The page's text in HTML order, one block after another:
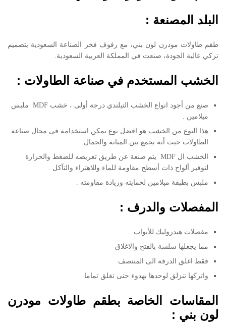
البلد المصنعة :
طقم طاولات مودرن لون بني، مع رفوف فخر الصناعة السعودية بتصميم
تركي عالية الجودة، صنعت في المملكة العربية السعودية.
الخشب المستخدم في صناعة الطاولات :
صنع من أجود انواع الخشب التيلندي درجة أولى ، خشب MDF ملبس
ميلامين .
هذا النوع من الخشب هو افضل نوع يمكن استخدامة فى مجال صناعة
الطاولات حيث أنة يجمع بين المتانة والجمال.
الخشب ال MDF يتم صنعة عن طريق تعريضه للضغط والحرارة
لتوفير ألواح ذات أسطح مقاومة للماء وللاهتراء والتآكل .
ملبس بطبقة ميلامين لحمايته وزيادة مقاومته .
المفصلات والدرف :
مفصلات هيدروليك للأبواب
مما يجعلها سلسة بالفتح والاغلاق
فقط اغلق الدرفة الى المنتصف
واتركها تنزلق لوحدها بهدوء حتى تغلق تماما
المقاسات الخاصة بطقم طاولات مودرن
لون بني :